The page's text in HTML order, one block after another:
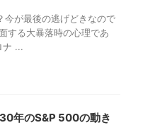
今が最後の逃げどきなので
する大暴落時の心理であ
ナ ...
年のS&P 500の動き